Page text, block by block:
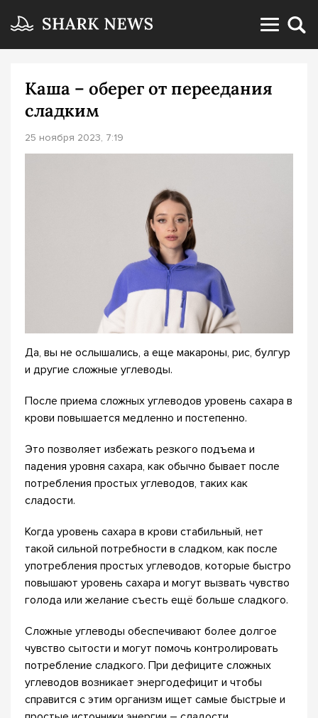
Каша – оберег от переедания
сладким
25 ноября 2023, 7:19
Да, вы не ослышались, а еще макароны, рис, булгур
и другие сложные углеводы.
После приема сложных углеводов уровень сахара в
крови повышается медленно и постепенно.
Это позволяет избежать резкого подъема и
падения уровня сахара, как обычно бывает после
потребления простых углеводов, таких как
сладости.
Когда уровень сахара в крови стабильный, нет
такой сильной потребности в сладком, как после
употребления простых углеводов, которые быстро
повышают уровень сахара и могут вызвать чувство
голода или желание съесть ещё больше сладкого.
Сложные углеводы обеспечивают более долгое
чувство сытости и могут помочь контролировать
потребление сладкого. При дефиците сложных
углеводов возникает энергодефицит и чтобы
справится с этим организм ищет самые быстрые и